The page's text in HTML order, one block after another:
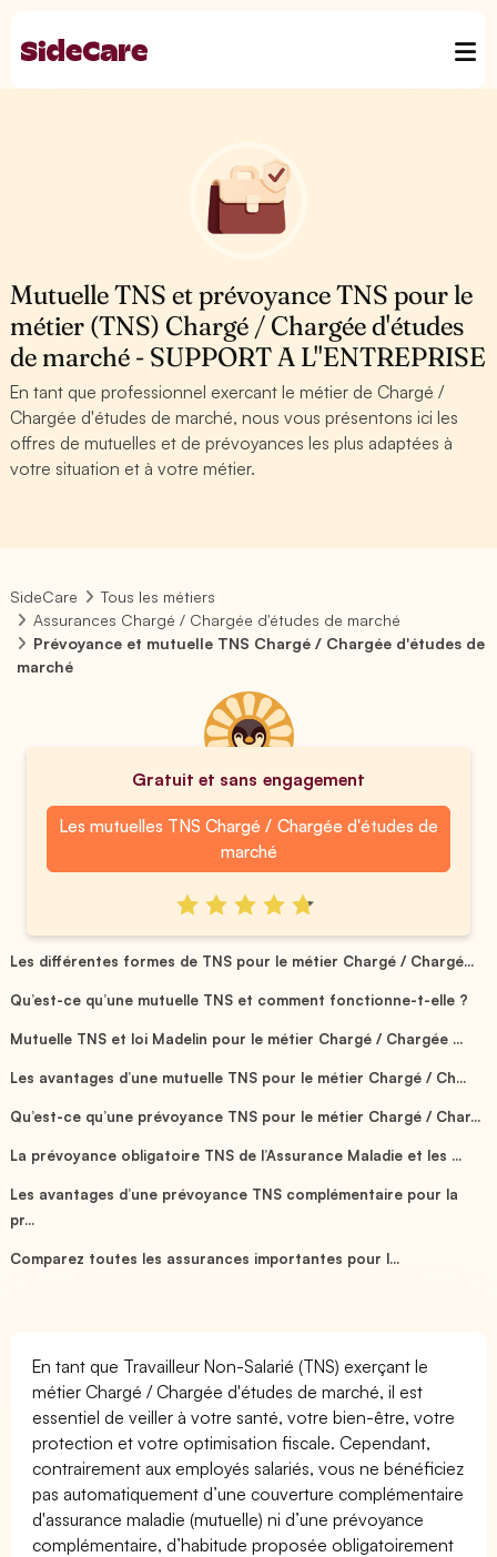
Mutuelle TNS et prévoyance TNS pour le
métier (TNS) Chargé / Chargée d'études
de marché - SUPPORT A L''ENTREPRISE
En tant que professionnel exercant le métier de Chargé /
Chargée d'études de marché, nous vous présentons ici les
offres de mutuelles et de prévoyances les plus adaptées à
votre situation et à votre métier.
SideCare
Tous les métiers
Assurances Chargé / Chargée d'études de marché
Prévoyance et mutuelle TNS Chargé / Chargée d'études de
marché
Gratuit et sans engagement
Les mutuelles TNS Chargé / Chargée d'études de
marché
Les différentes formes de TNS pour le métier Chargé / Chargé...
Qu’est-ce qu’une mutuelle TNS et comment fonctionne-t-elle ?
Mutuelle TNS et loi Madelin pour le métier Chargé / Chargée ...
Les avantages d’une mutuelle TNS pour le métier Chargé / Ch...
Qu’est-ce qu’une prévoyance TNS pour le métier Chargé / Char...
La prévoyance obligatoire TNS de l’Assurance Maladie et les ...
Les avantages d’une prévoyance TNS complémentaire pour la
pr...
Comparez toutes les assurances importantes pour l...
En tant que Travailleur Non-Salarié (TNS) exerçant le
métier Chargé / Chargée d'études de marché, il est
essentiel de veiller à votre santé, votre bien-être, votre
protection et votre optimisation fiscale. Cependant,
contrairement aux employés salariés, vous ne bénéficiez
pas automatiquement d’une couverture complémentaire
d'assurance maladie (mutuelle) ni d’une prévoyance
complémentaire, d’habitude proposée obligatoirement